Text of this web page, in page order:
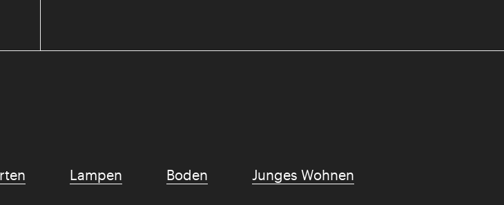
Lampen Boden Junges Wohnen